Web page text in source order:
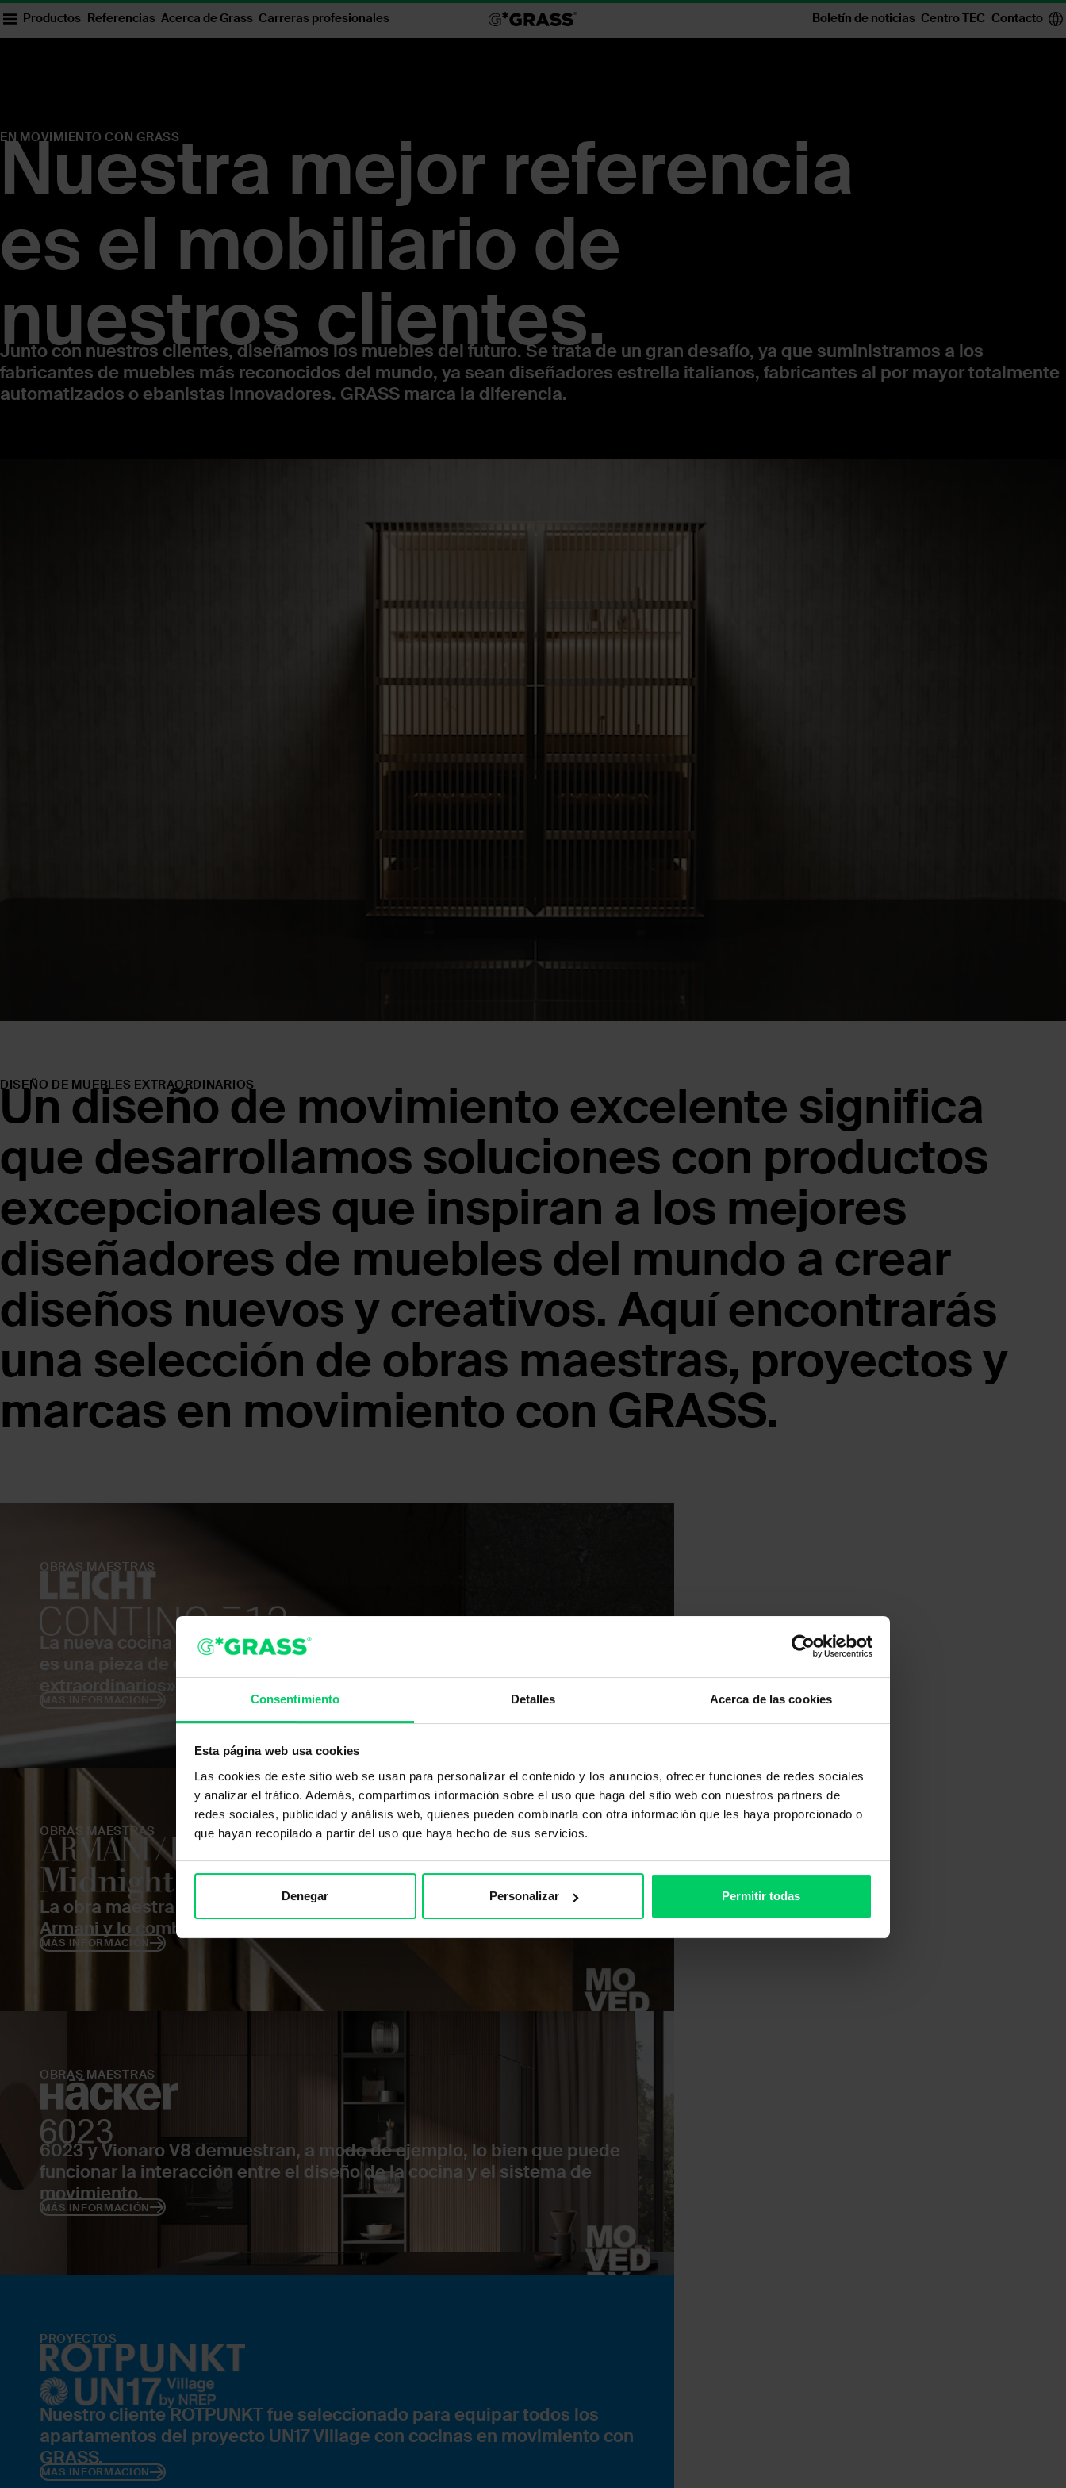
Consentimiento Detalles Acerca de las cookies
Esta página web usa cookies
Las cookies de este sitio web se usan para personalizar el contenido y los anuncios, ofrecer funciones de redes sociales
y analizar el tráfico. Además, compartimos información sobre el uso que haga del sitio web con nuestros partners de
redes sociales, publicidad y análisis web, quienes pueden combinarla con otra información que les haya proporcionado o
que hayan recopilado a partir del uso que haya hecho de sus servicios.
Denegar Personalizar Permitir todas
Productos Referencias Acerca de Grass Carreras profesionales Boletín de noticias Centro TEC Contacto
EN MOVIMIENTO CON GRASS
Nuestra mejor referencia
es el mobiliario de
nuestros clientes.
Junto con nuestros clientes, diseñamos los muebles del futuro. Se trata de un gran desafío, ya que suministramos a los
fabricantes de muebles más reconocidos del mundo, ya sean diseñadores estrella italianos, fabricantes al por mayor totalmente
automatizados o ebanistas innovadores. GRASS marca la diferencia.
DISEÑO DE MUEBLES EXTRAORDINARIOS
Un diseño de movimiento excelente significa
que desarrollamos soluciones con productos
excepcionales que inspiran a los mejores
diseñadores de muebles del mundo a crear
diseños nuevos y creativos. Aquí encontrarás
una selección de obras maestras, proyectos y
marcas en movimiento con GRASS.
OBRAS MAESTRAS
La nueva cocina arquitectónica, de diseño conscientemente reducido,
es una pieza de exposición de la colección «Diseño de muebles
extraordinarios».
MÁS INFORMACIÓN
OBRAS MAESTRAS
La obra maestra «Midnight» refleja el estilo de diseño único de Giorgio
Armani y lo combina con soluciones técnicas originales.
MÁS INFORMACIÓN
OBRAS MAESTRAS
6023 y Vionaro V8 demuestran, a modo de ejemplo, lo bien que puede
funcionar la interacción entre el diseño de la cocina y el sistema de
movimiento.
MÁS INFORMACIÓN
PROYECTOS
Nuestro cliente ROTPUNKT fue seleccionado para equipar todos los
apartamentos del proyecto UN17 Village con cocinas en movimiento con
GRASS.
MÁS INFORMACIÓN